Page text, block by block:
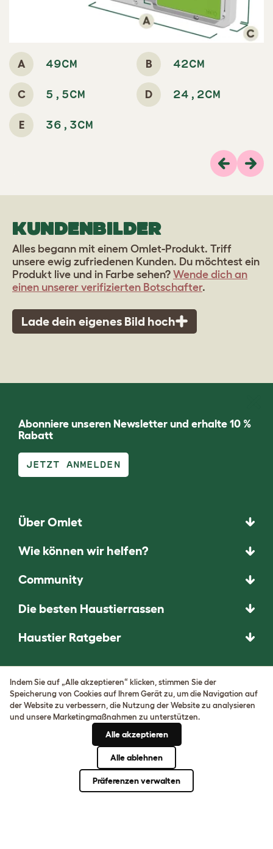
A 49CM B 42CM
C 5,5CM D 24,2CM
E 36,3CM
Previous
KUNDENBILDER
Alles begann mit einem Omlet-Produkt. Triff
unsere ewig zufriedenen Kunden. Du möchtest ein
Produkt live und in Farbe sehen? Wende dich an
einen unserer verifizierten Botschafter.
Lade dein eigenes Bild hoch
Abonniere unseren Newsletter und erhalte 10 %
Rabatt
JETZT ANMELDEN
Über Omlet
Wie können wir helfen?
Community
Die besten Haustierrassen
Haustier Ratgeber
DAS UNERWARTETE
FRAGEN. DAS
HERAUSRAGENDE
ERFINDEN.
Indem Sie auf „Alle akzeptieren“ klicken, stimmen Sie der
Speicherung von Cookies auf Ihrem Gerät zu, um die Navigation auf
der Website zu verbessern, die Nutzung der Website zu analysieren
und unsere Marketingmaßnahmen zu unterstützen.
Alle akzeptieren
Alle ablehnen
Präferenzen verwalten